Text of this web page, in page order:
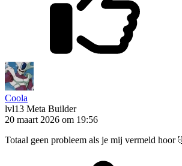
Coola
lvl13 Meta Builder
20 maart 2026 om 19:56
Totaal geen probleem als je mij vermeld hoor